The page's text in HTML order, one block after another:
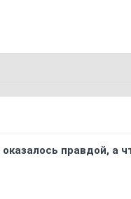
правдой, а